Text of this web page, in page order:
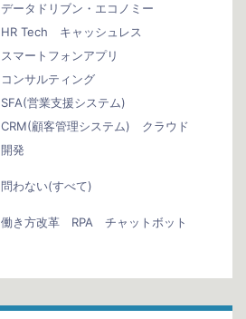
データドリブン・エコノミー
HR Tech
キャッシュレス
スマートフォンアプリ
コンサルティング
SFA(営業支援システム)
CRM(顧客管理システム)
クラウド
開発
問わない(すべて)
働き方改革 RPA チャットボット